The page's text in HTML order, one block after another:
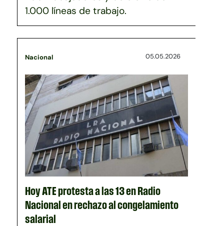
1.000 líneas de trabajo.
Nacional 05.05.2026
Hoy ATE protesta a las 13 en Radio
Nacional en rechazo al congelamiento
salarial